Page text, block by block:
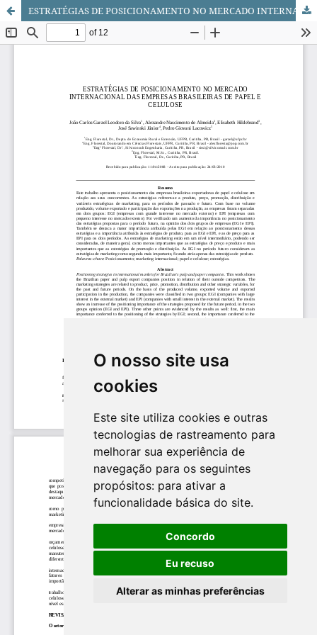
O nosso site usa
cookies
Este site utiliza cookies e outras
tecnologias de rastreamento para
melhorar sua experiência de
navegação para os seguintes
propósitos: para ativar a
funcionalidade básica do site.
Concordo
Eu recuso
Alterar as minhas preferências
ESTRATÉGIAS DE POSICIONAMENTO NO MERCADO INTERNACIONAL DAS EMPRESAS BRASILEIRAS DE PAPEL E CELULOSE